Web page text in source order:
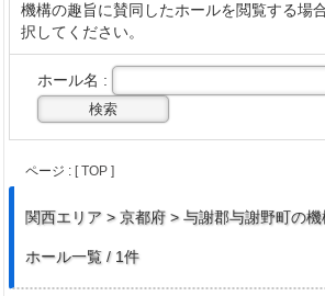
機構の趣旨に賛同したホールを閲覧する場
択してください。
ホール名 :
ページ : [ TOP ]
関西エリア > 京都府 > 与謝郡与謝野町の
ホール一覧 / 1件